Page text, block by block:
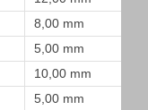
8,00 mm
5,00 mm
10,00 mm
5,00 mm